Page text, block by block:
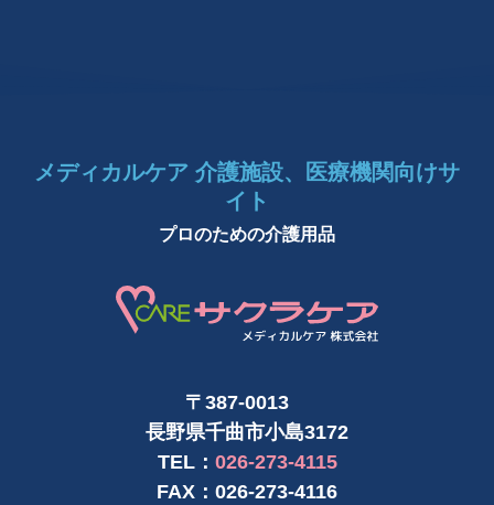
メディカルケア 介護施設、医療機関向けサ
イト
プロのための介護用品
〒387-0013
長野県千曲市小島3172
TEL： 026-273-4115
FAX：026-273-4116